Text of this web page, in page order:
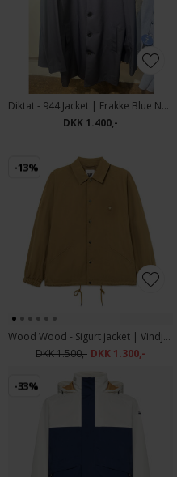
Diktat - 944 Jacket | Frakke Blue Notte
DKK 1.400,-
-13%
Wood Wood - Sigurt jacket | Vindjakke Ermine
DKK 1.500,- DKK 1.300,-
-33%